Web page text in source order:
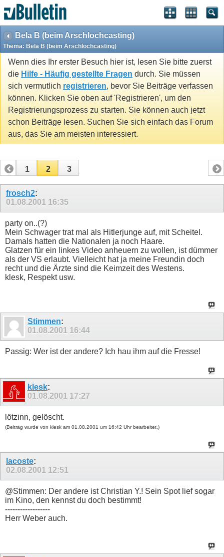
Bela B (beim Arschlochcasting)
Thema: Bela B (beim Arschlochcasting)
Wenn dies Ihr erster Besuch hier ist, lesen Sie bitte zuerst
die Hilfe - Häufig gestellte Fragen durch. Sie müssen
sich vermutlich registrieren, bevor Sie Beiträge verfassen
können. Klicken Sie oben auf 'Registrieren', um den
Registrierungsprozess zu starten. Sie können auch jetzt
schon Beiträge lesen. Suchen Sie sich einfach das Forum
aus, das Sie am meisten interessiert.
1 2 3
frosch2:
01.08.2001 16:35
party on..(?)
Mein Schwager trat mal als Hitlerjunge auf, mit Scheitel.
Damals hatten die Nationalen ja noch Haare.
Glatzen für ein linkes Video anheuern zu wollen, ist dümmer
als der VS erlaubt. Vielleicht hat ja meine Freundin doch
recht und die Ärzte sind die Keimzeit des Westens.
klesk, Respekt usw.
Stimmen:
01.08.2001 16:44
Passig: Wer ist der andere? Ich hau ihm auf die Fresse!
klesk:
01.08.2001 17:27
lötzinn, gelöscht.
(Beitrag wurde von klesk am 01.08.2001 um 16:42 Uhr bearbeitet.)
lacoste:
02.08.2001 12:51
@Stimmen: Der andere ist Christian Y.! Sein Spot lief sogar
im Kino, den kennst du doch bestimmt!
------------------
Herr Weber auch.